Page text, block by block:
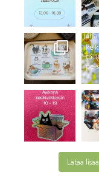
Lataa lisää...